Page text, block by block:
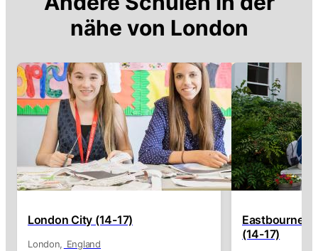
nähe von London
London City (14-17)
London England
Eastbourne
(14-17)